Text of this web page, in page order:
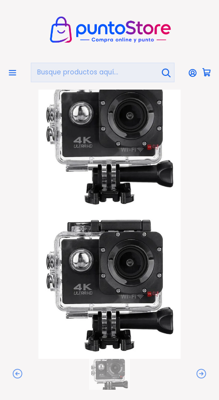
AUDIO Y VIDEO Fotografía Y Video Profesional
Cámaras Deportivas
Cámara Deportiva 4k Con Wifi Sumergible 30mts Ultra